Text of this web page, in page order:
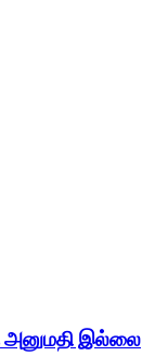
இல்லை